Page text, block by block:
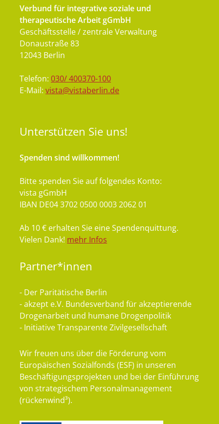
Verbund für integrative soziale und
therapeutische Arbeit gGmbH
Geschäftsstelle / zentrale Verwaltung
Donaustraße 83
12043 Berlin
Telefon: 030/ 400370-100
E-Mail: vista@vistaberlin.de
Unterstützen Sie uns!
Spenden sind willkommen!
Bitte spenden Sie auf folgendes Konto:
vista gGmbH
IBAN DE04 3702 0500 0003 2062 01
Ab 10 € erhalten Sie eine Spendenquittung.
Vielen Dank! mehr Infos
Partner*innen
- Der Paritätische Berlin
- akzept e.V. Bundesverband für akzeptierende
Drogenarbeit und humane Drogenpolitik
- Initiative Transparente Zivilgesellschaft
Wir freuen uns über die Förderung vom
Europäischen Sozialfonds (ESF) in unseren
Beschäftigungsprojekten und bei der Einführung
von strategischem Personalmanagement
(rückenwind³).